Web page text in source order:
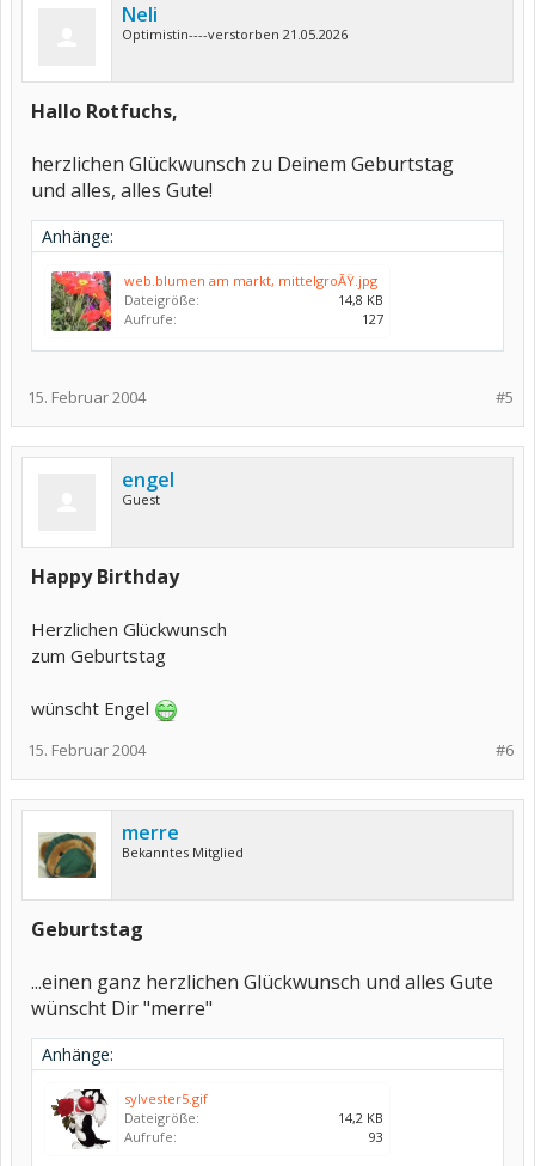
Neli
Optimistin----verstorben 21.05.2026
Hallo Rotfuchs,
herzlichen Glückwunsch zu Deinem Geburtstag
und alles, alles Gute!
Anhänge:
web.blumen am markt, mittelgroÃŸ.jpg
Dateigröße:
14,8 KB
Aufrufe:
127
#5
15. Februar 2004
engel
Guest
Happy Birthday
Herzlichen Glückwunsch
zum Geburtstag
wünscht Engel
#6
15. Februar 2004
merre
Bekanntes Mitglied
Geburtstag
...einen ganz herzlichen Glückwunsch und alles Gute
wünscht Dir "merre"
Anhänge:
sylvester5.gif
Dateigröße:
14,2 KB
Aufrufe:
93